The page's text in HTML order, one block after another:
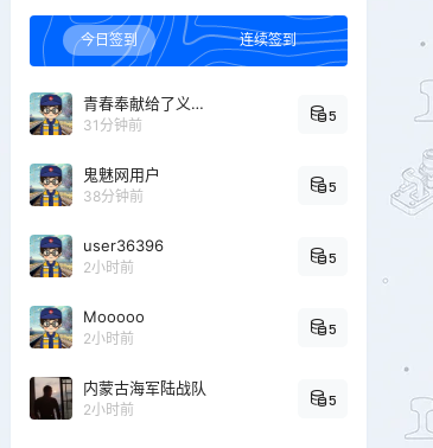
今日签到 连续签到
青春奉献给了义务教育
31分钟前
5
鬼魅网用户
38分钟前
5
user36396
2小时前
5
Mooooo
2小时前
5
内蒙古海军陆战队
2小时前
5